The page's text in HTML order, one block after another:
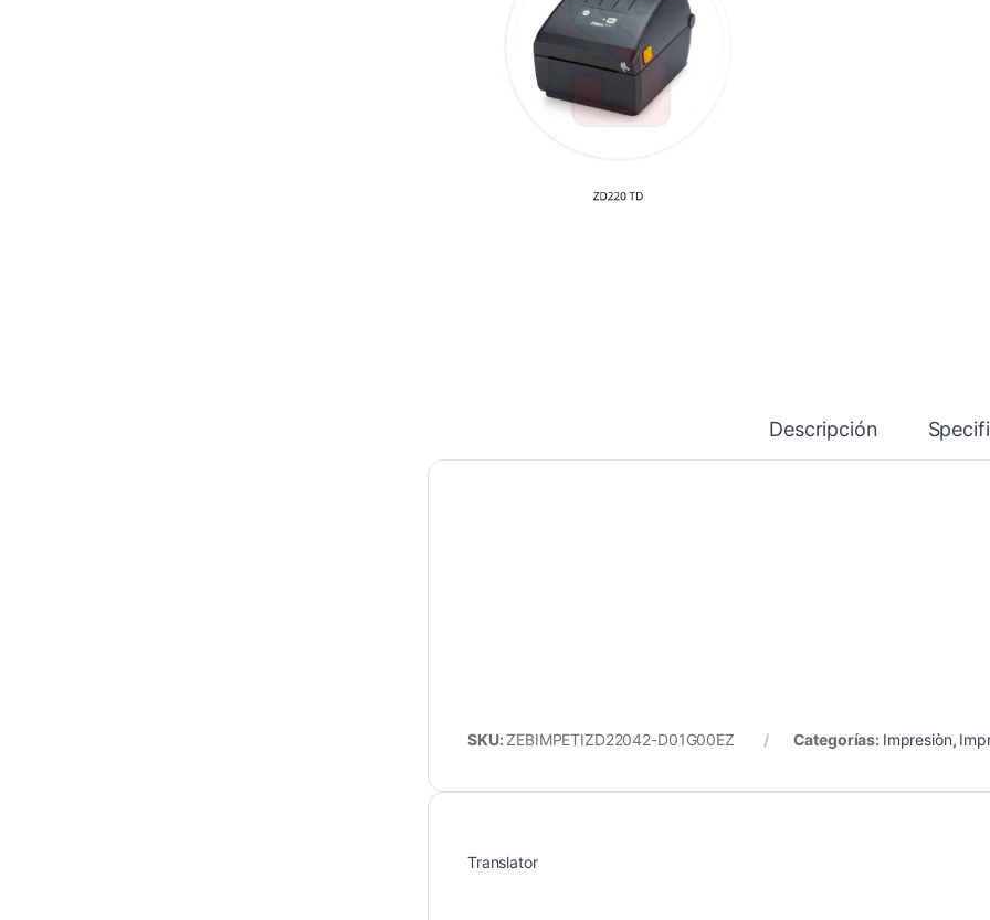
Descripción
SKU:ZEBIMPETIZD22042-D01G00EZ Categorías: Impresiòn,
Translator